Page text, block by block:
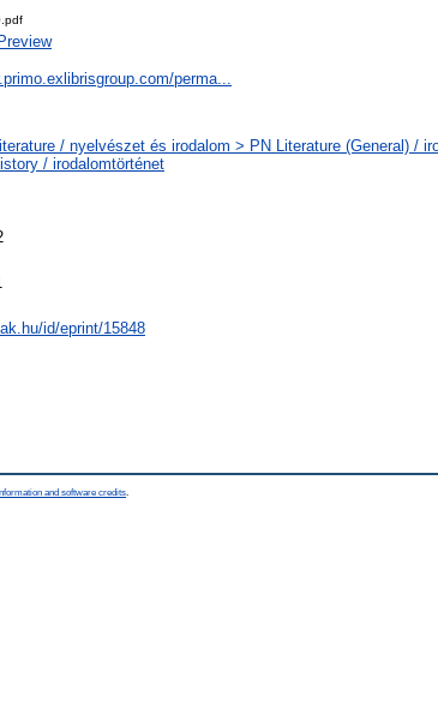
Preview
perma...
/ nyelvészet és irodalom > PN Literature (General) /
/ irodalomtörténet
id/eprint/15848
and software credits